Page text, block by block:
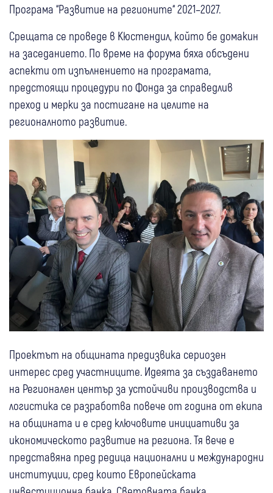
Програма “Развитие на регионите“ 2021–2027.
Срещата се проведе в Кюстендил, който бе домакин
на заседанието. По време на форума бяха обсъдени
аспекти от изпълнението на програмата,
предстоящи процедури по Фонда за справедлив
преход и мерки за постигане на целите на
регионалното развитие.
Проектът на общината предизвика сериозен
интерес сред участниците. Идеята за създаването
на Регионален център за устойчиви производства и
логистика се разработва повече от година от екипа
на общината и е сред ключовите инициативи за
икономическото развитие на региона. Тя вече е
представяна пред редица национални и международни
институции, сред които Европейската